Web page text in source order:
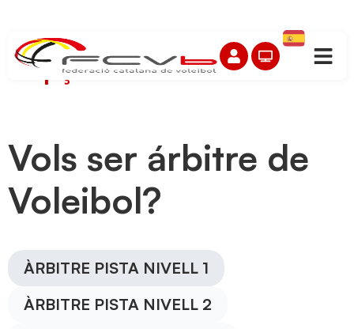
Afegeix aquí el text de
capçalera
Vols ser árbitre de
Voleibol?
ÀRBITRE PISTA NIVELL 1
ÀRBITRE PISTA NIVELL 2